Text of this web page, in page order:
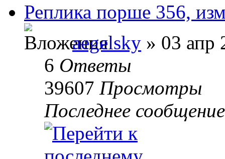
Реплика порше 356,
aegelsky » 03 апр
6 Ответы
39607 Просмотры
Последнее